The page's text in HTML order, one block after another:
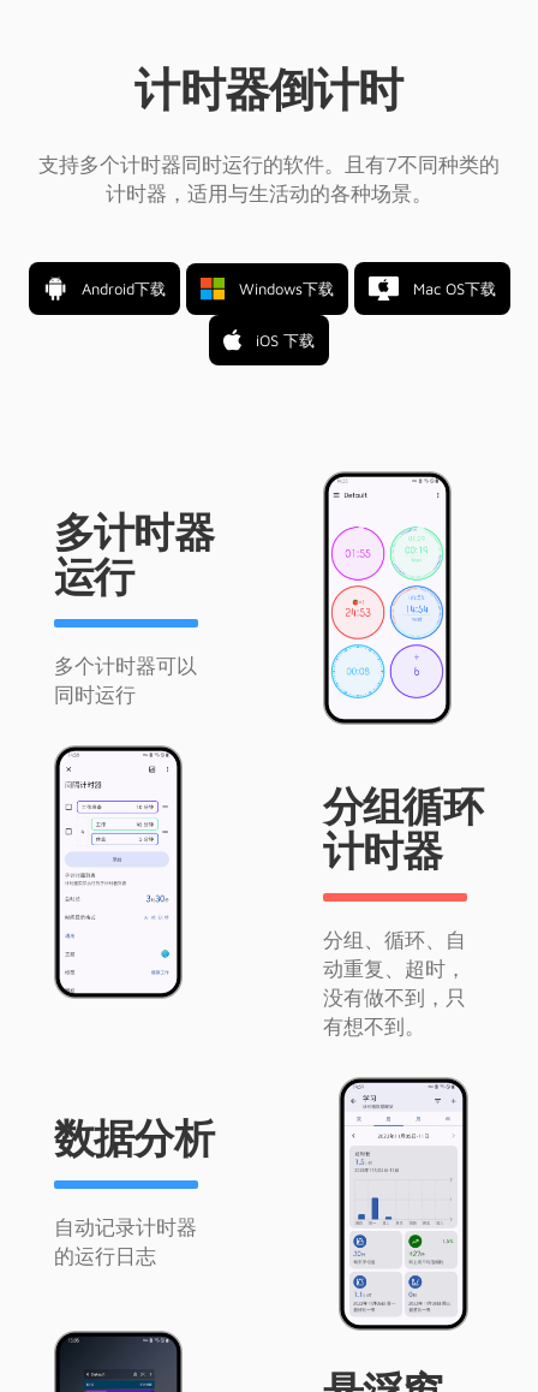
计时器倒计时
支持多个计时器同时运行的软件。且有7不同种类的
计时器，适用与生活动的各种场景。
Android下载 Windows下载 Mac OS下载
iOS 下载
多计时器
运行
多个计时器可以
同时运行
分组循环
计时器
分组、循环、自
动重复、超时，
没有做不到，只
有想不到。
数据分析
自动记录计时器
的运行日志